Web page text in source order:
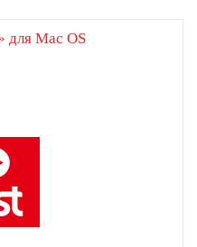
для Mac OS